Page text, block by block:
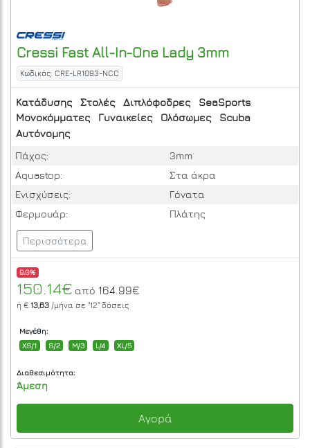
Cressi Fast All-In-One Lady 3mm
Κωδικός: CRE-LR1093-NCC
Κατάδυσης Στολές Διπλόφοδρες
SeaSports
Μονοκόμματες
Γυναικείες Ολόσωμες
Scuba
Αυτόνομης
Πάχος:
3mm
Aquastop:
Στα άκρα
Ενισχύσεις:
Γόνατα
Φερμουάρ:
Πλάτης
Περισσότερα
9.0%
150.14€ από 164.99€
ή € 13,63 /μήνα σε "12" δόσεις
Μεγέθη:
XS/1
S/2 M/3 L/4 XL/5
Διαθεσιμότητα:
Άμεση
Αγορά